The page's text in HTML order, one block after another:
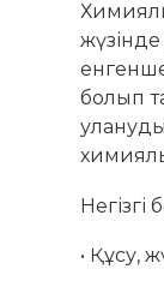
болып
Негізгі
• Құсу,